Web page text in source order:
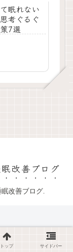
眠れない
考ぐるぐ
7選
改善ブログ
改善ブログ.
トップ サイドバー